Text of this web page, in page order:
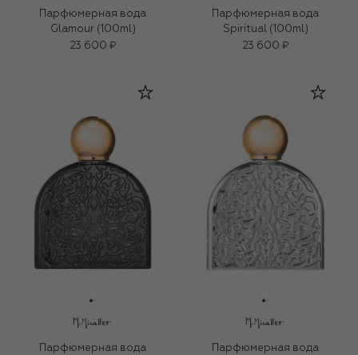
Парфюмерная вода
Glamour (100ml)
23 600 ₽
Парфюмерная вода
Spiritual (100ml)
23 600 ₽
Парфюмерная вода
Парфюмерная вода